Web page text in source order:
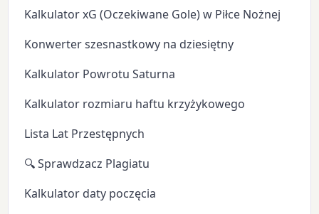
Kalkulator xG (Oczekiwane Gole) w Piłce Nożnej
Konwerter szesnastkowy na dziesiętny
Kalkulator Powrotu Saturna
Kalkulator rozmiaru haftu krzyżykowego
Lista Lat Przestępnych
🔍 Sprawdzacz Plagiatu
Kalkulator daty poczęcia